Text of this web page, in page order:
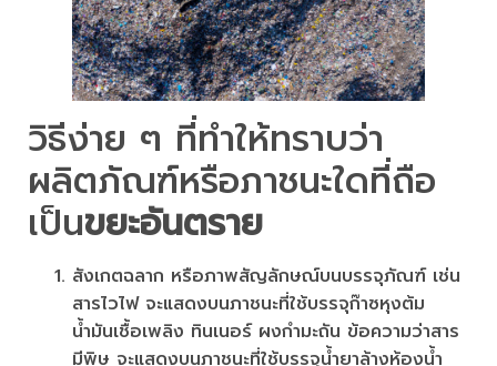
วิธีง่าย ๆ ที่ทำให้ทราบว่า
ผลิตภัณฑ์หรือภาชนะใดที่ถือ
เป็นขยะอันตราย
สังเกตฉลาก หรือภาพสัญลักษณ์บนบรรจุภัณฑ์ เช่น
สารไวไฟ จะแสดงบนภาชนะที่ใช้บรรจุก๊าซหุงต้ม
น้ำมันเชื้อเพลิง ทินเนอร์ ผงกำมะถัน ข้อความว่าสาร
มีพิษ จะแสดงบนภาชนะที่ใช้บรรจุน้ำยาล้างห้องน้ำ